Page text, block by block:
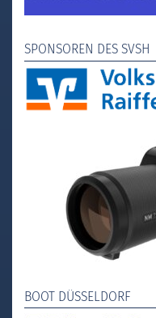
SPONSOREN DES SVSH
BOOT DÜSSELDORF